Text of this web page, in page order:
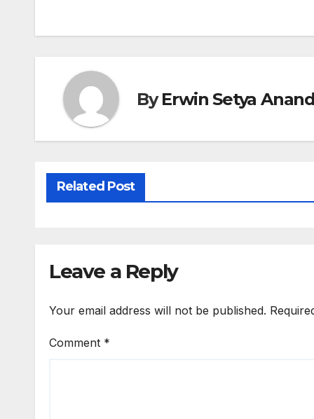
ByErwin Setya
Related Post
Leave a Reply
Your email address will not be published.
Comment *